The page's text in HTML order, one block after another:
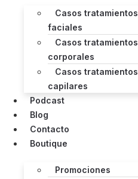
Casos tratamientos
faciales
Casos tratamientos
corporales
Casos tratamientos
capilares
Podcast
Blog
Contacto
Boutique
Promociones